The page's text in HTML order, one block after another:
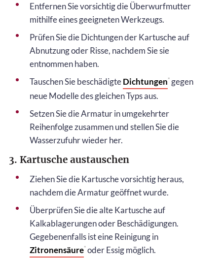
Entfernen Sie vorsichtig die Überwurfmutter
mithilfe eines geeigneten Werkzeugs.
Prüfen Sie die Dichtungen der Kartusche auf
Abnutzung oder Risse, nachdem Sie sie
entnommen haben.
Tauschen Sie beschädigteDichtungen* gegen
neue Modelle des gleichen Typs aus.
Setzen Sie die Armatur in umgekehrter
Reihenfolge zusammen und stellen Sie die
Wasserzufuhr wieder her.
3. Kartusche austauschen
Ziehen Sie die Kartusche vorsichtig heraus,
nachdem die Armatur geöffnet wurde.
Überprüfen Sie die alte Kartusche auf
Kalkablagerungen oder Beschädigungen.
Gegebenenfalls ist eine Reinigung in
Zitronensäure* oder Essig möglich.